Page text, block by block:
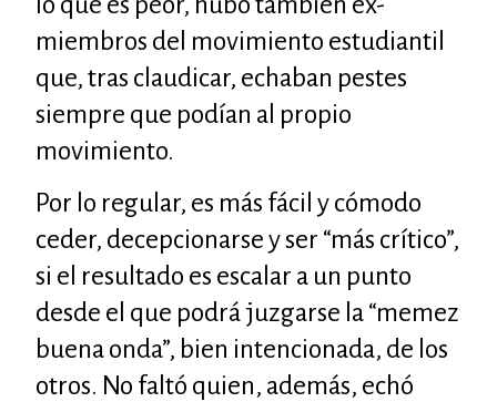
miembros del movimiento estudiantil
que, tras claudicar, echaban pestes
siempre que podían al propio
movimiento.
Por lo regular, es más fácil y cómodo
ceder, decepcionarse y ser “más crítico”,
si el resultado es escalar a un punto
desde el que podrá juzgarse la “memez
buena onda”, bien intencionada, de los
otros. No faltó quien, además, echó